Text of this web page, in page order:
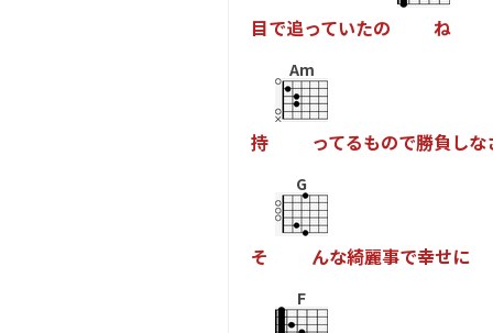
目で追っていたの ね
持
Am
ってるもので勝負しな
そ
G
んな綺麗事で幸せに
F